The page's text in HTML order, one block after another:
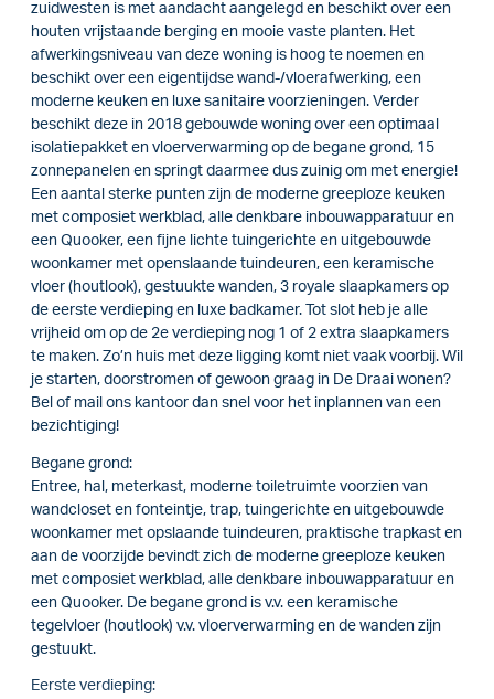
zuidwesten is met aandacht aangelegd en beschikt over een
houten vrijstaande berging en mooie vaste planten. Het
afwerkingsniveau van deze woning is hoog te noemen en
beschikt over een eigentijdse wand-/vloerafwerking, een
moderne keuken en luxe sanitaire voorzieningen. Verder
beschikt deze in 2018 gebouwde woning over een optimaal
isolatiepakket en vloerverwarming op de begane grond, 15
zonnepanelen en springt daarmee dus zuinig om met energie!
Een aantal sterke punten zijn de moderne greeploze keuken
met composiet werkblad, alle denkbare inbouwapparatuur en
een Quooker, een fijne lichte tuingerichte en uitgebouwde
woonkamer met openslaande tuindeuren, een keramische
vloer (houtlook), gestuukte wanden, 3 royale slaapkamers op
de eerste verdieping en luxe badkamer. Tot slot heb je alle
vrijheid om op de 2e verdieping nog 1 of 2 extra slaapkamers
te maken. Zo’n huis met deze ligging komt niet vaak voorbij. Wil
je starten, doorstromen of gewoon graag in De Draai wonen?
Bel of mail ons kantoor dan snel voor het inplannen van een
bezichtiging!
Begane grond:
Entree, hal, meterkast, moderne toiletruimte voorzien van
wandcloset en fonteintje, trap, tuingerichte en uitgebouwde
woonkamer met opslaande tuindeuren, praktische trapkast en
aan de voorzijde bevindt zich de moderne greeploze keuken
met composiet werkblad, alle denkbare inbouwapparatuur en
een Quooker. De begane grond is v.v. een keramische
tegelvloer (houtlook) v.v. vloerverwarming en de wanden zijn
gestuukt.
Eerste verdieping: